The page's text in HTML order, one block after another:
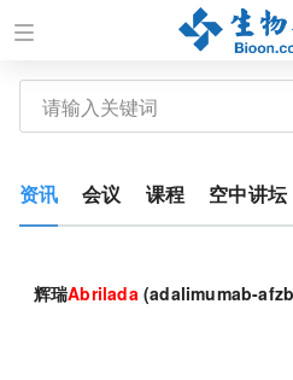
资讯 会议 课程 空中讲坛
辉瑞Abrilada(adalimumab-